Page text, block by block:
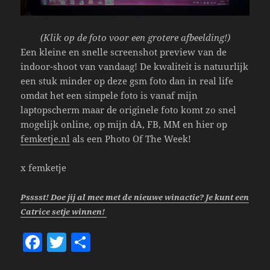
(Klik op de foto voor een grotere afbeelding!)
Een kleine en snelle screenshot preview van de
indoor-shoot van vandaag! De kwaliteit is natuurlijk
een stuk minder op deze gsm foto dan in real life
omdat het een simpele foto is vanaf mijn
laptopscherm maar de originele foto komt zo snel
mogelijk online, op mijn dA, FB, MM en hier op
femketje.nl als een Photo Of The Week!
x femketje
Psssst! Doe jij al mee met de nieuwe winactie? Je kunt een
Catrice setje winnen!
F T